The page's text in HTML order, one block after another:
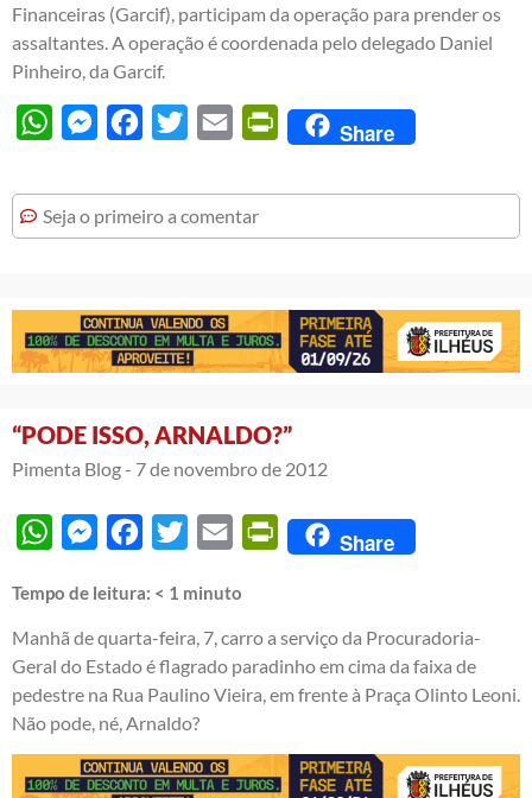
Financeiras (Garcif), participam da operação para prender os
assaltantes. A operação é coordenada pelo delegado Daniel
Pinheiro, da Garcif.
WhatsAppMessengerFacebook
Twitter Email PrintFriendly
Share
Seja o primeiro a comentar
“PODE ISSO, ARNALDO?”
Pimenta Blog - 7 de novembro de 2012
WhatsAppMessengerFacebook
Twitter Email PrintFriendly
Share
Tempo de leitura: < 1 minuto
Manhã de quarta-feira, 7, carro a serviço da Procuradoria-
Geral do Estado é flagrado paradinho em cima da faixa de
pedestre na Rua Paulino Vieira, em frente à Praça Olinto Leoni.
Não pode, né, Arnaldo?